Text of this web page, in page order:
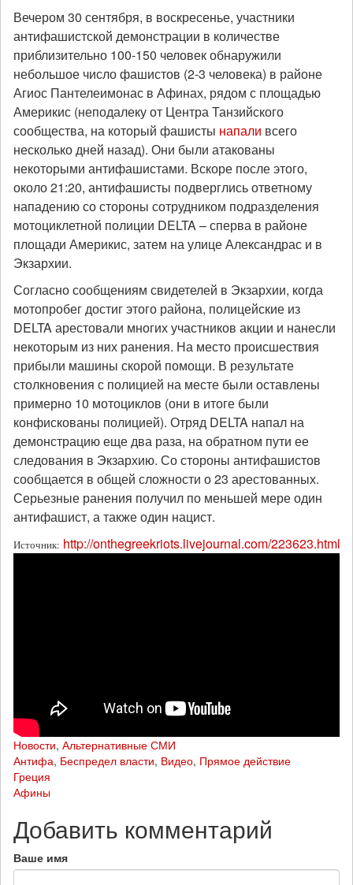
Вечером 30 сентября, в воскресенье, участники
антифашистской демонстрации в количестве
приблизительно 100-150 человек обнаружили
небольшое число фашистов (2-3 человека) в районе
Агиос Пантелеимонас в Афинах, рядом с площадью
Америкис (неподалеку от Центра Танзийского
сообщества, на который фашисты напали всего
несколько дней назад). Они были атакованы
некоторыми антифашистами. Вскоре после этого,
около 21:20, антифашисты подверглись ответному
нападению со стороны сотрудником подразделения
мотоциклетной полиции DELTA – сперва в районе
площади Америкис, затем на улице Александрас и в
Экзархии.
Согласно сообщениям свидетелей в Экзархии, когда
мотопробег достиг этого района, полицейские из
DELTA арестовали многих участников акции и нанесли
некоторым из них ранения. На место происшествия
прибыли машины скорой помощи. В результате
столкновения с полицией на месте были оставлены
примерно 10 мотоциклов (они в итоге были
конфискованы полицией). Отряд DELTA напал на
демонстрацию еще два раза, на обратном пути ее
следования в Экзархию. Со стороны антифашистов
сообщается в общей сложности о 23 арестованных.
Серьезные ранения получил по меньшей мере один
антифашист, а также один нацист.
Источник: http://onthegreekriots.livejournal.com/223623.html
Новости, Альтернативные СМИ
Антифа, Беспредел власти, Видео, Прямое действие
Греция
Афины
Добавить комментарий
Ваше имя